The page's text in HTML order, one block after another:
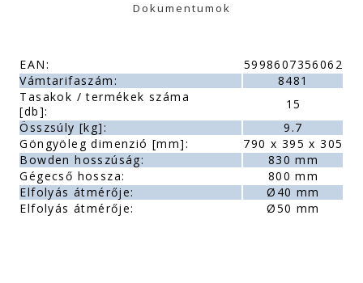
Dokumentumok
EAN:
5998607356062
Vámtarifaszám:
8481
Tasakok / termékek száma
[db]:
15
Összsúly [kg]:
9.7
Göngyöleg dimenzió [mm]:
790 x 395 x 305
Bowden hosszúság:
830 mm
Gégecső hossza:
800 mm
Elfolyás átmérője:
Ø40 mm
Elfolyás átmérője:
Ø50 mm